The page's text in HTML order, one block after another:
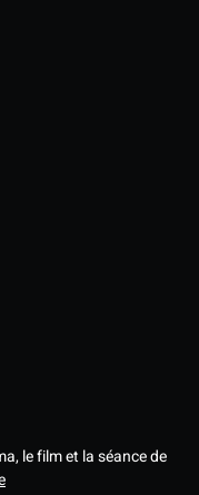
le film et la séance de